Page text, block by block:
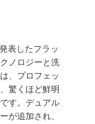
表したフラッ
ノロジーと洗
、プロフェッ
驚くほど鮮明
す。デュアル
が追加され、